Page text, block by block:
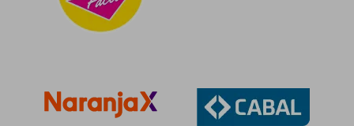
40%
dcto. $ 52.126
40%
dcto.